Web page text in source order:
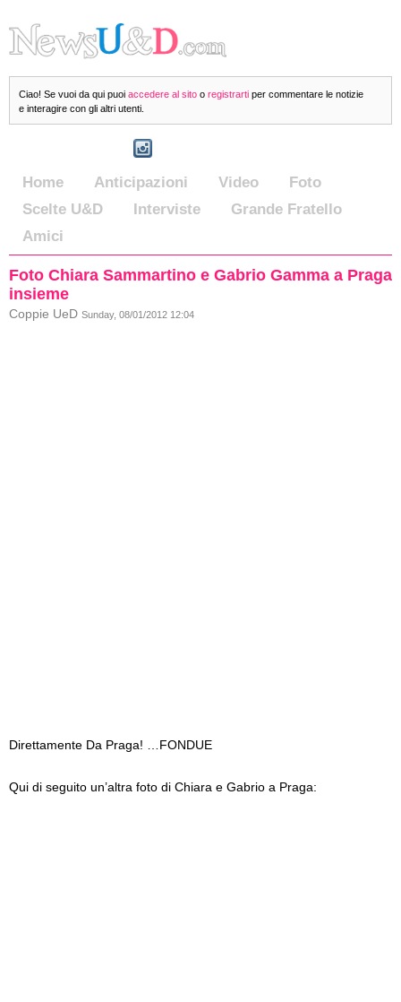
Ciao! Se vuoi da qui puoi accedere al sito o registrarti per commentare le notizie
e interagire con gli altri utenti.
Home Anticipazioni Video
Foto
Scelte U&D
Interviste
Grande Fratello
Amici
Foto Chiara Sammartino e Gabrio Gamma a Praga
insieme
Coppie UeD Sunday, 08/01/2012 12:04
Direttamente Da Praga! …FONDUE
Qui di seguito un’altra foto di Chiara e Gabrio a Praga: